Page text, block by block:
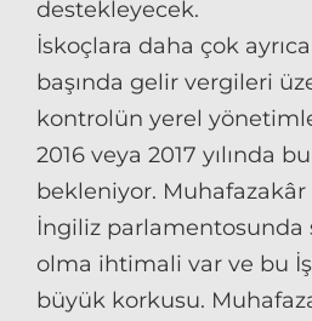
destekleyecek.
İskoçlara daha çok
başında gelir vergileri
kontrolün yerel
2016 veya 2017 yılında
bekleniyor. Muhafazakâr
İngiliz
olma ihtimali var ve bu
büyük korkusu.